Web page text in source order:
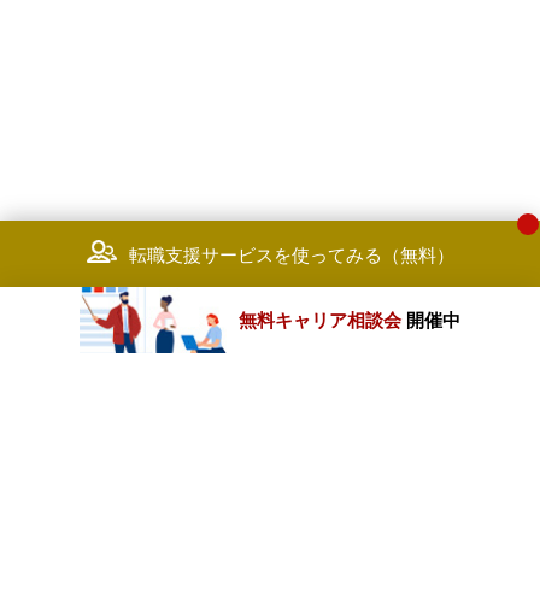
転職支援サービスを使ってみる（無料）
無料キャリア相談会 開催中